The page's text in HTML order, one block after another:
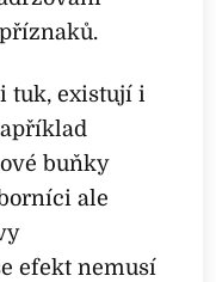
tuk, existují i
buňky
ale
efekt nemusí